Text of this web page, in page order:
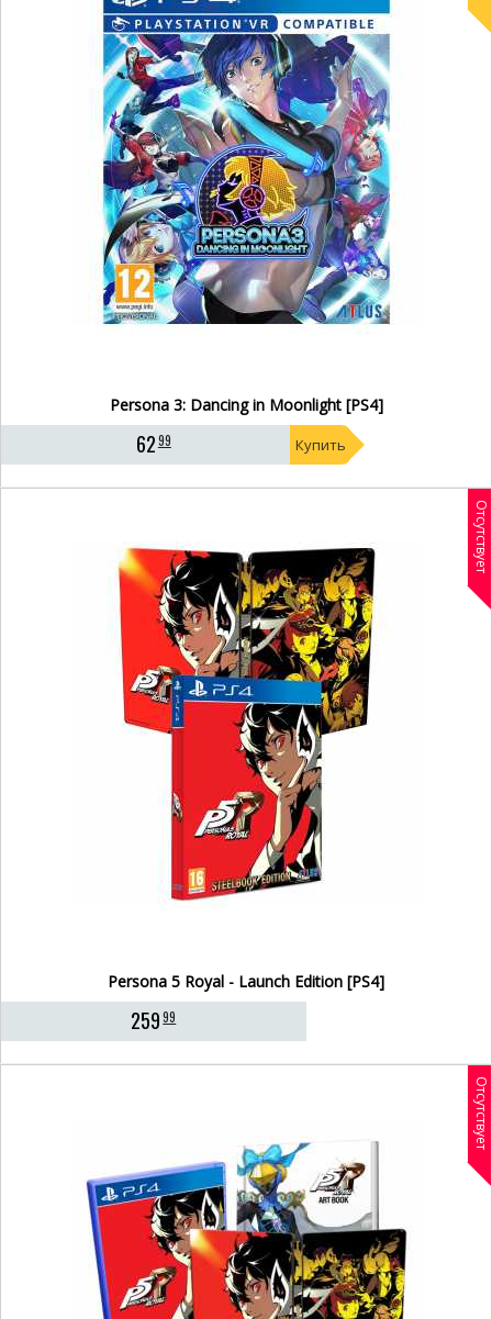
Persona 3: Dancing in Moonlight [PS4]
6299 Купить
Отсутствует
Persona 5 Royal - Launch Edition [PS4]
25999
Отсутствует